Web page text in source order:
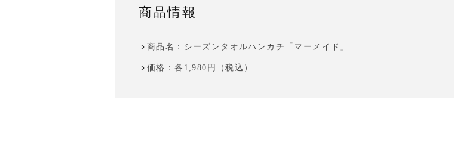
商品情報
商品名：シーズンタオルハンカチ「マーメイド」
価格：各1,980円（税込）